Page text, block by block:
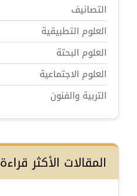
التصانيف
العلوم التطبيقية
العلوم البحتة
العلوم الاجتماعية
التربية والفنون
المقالات الأكثر قراءة